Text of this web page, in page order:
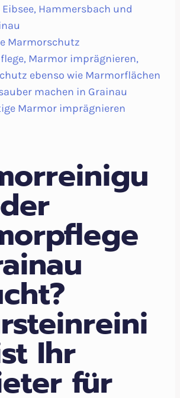
Hammersbach und
Marmorschutz
Marmor imprägnieren,
ebenso wie Marmorflächen
machen in Grainau
Marmor imprägnieren
Ihr
für